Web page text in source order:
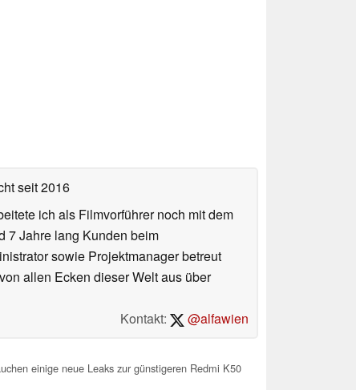
seit 2016
ich als Filmvorführer noch mit dem
7 Jahre lang Kunden beim
sowie Projektmanager betreut
allen Ecken dieser Welt aus über
Kontakt:
@alfawien
einige neue Leaks zur günstigeren Redmi K50